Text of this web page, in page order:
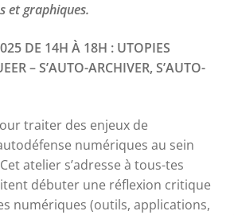
et graphiques.
DE 14H À18H : UTOPIES
– S’AUTO-ARCHIVER, S’AUTO-
traiter des enjeux de
numériques au sein
atelier s’adresse à tous-tes
débuter une réflexion critique
numériques (outils, applications,